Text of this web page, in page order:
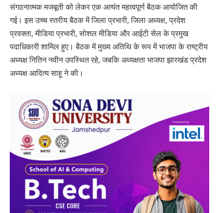
संगठनात्मक मजबूती को लेकर एक अत्यंत महत्वपूर्ण बैठक आयोजित की
गई। इस उच्च स्तरीय बैठक में जिला प्रभारी, जिला अध्यक्ष, प्रदेश
प्रवक्ता, मीडिया प्रभारी, सोशल मीडिया और आईटी सेल के प्रमुख
पदाधिकारी शामिल हुए। बैठक में मुख्य अतिथि के रूप में भाजपा के राष्ट्रीय
अध्यक्ष नितिन नवीन उपस्थित रहे, जबकि अध्यक्षता भाजपा झारखंड प्रदेश
अध्यक्ष आदित्य साहू ने की।